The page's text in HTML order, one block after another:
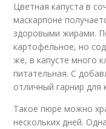
Цветная капуста в
маскарпоне
здоровыми жирами.
картофельное, но
же, в капусте много
питательная. С
отличный гарнир для
Такое пюре можно
нескольких дней.